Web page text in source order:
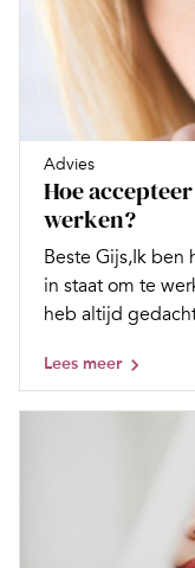
Advies
Hoe
werken?
Beste Gijs,Ik
in staat om te
heb altijd
Lees meer